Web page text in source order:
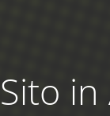
Sito in